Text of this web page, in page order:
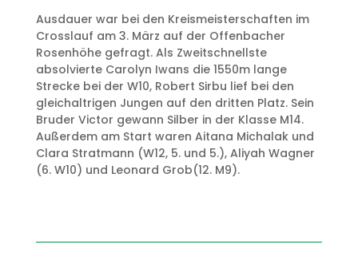
Ausdauer war bei den Kreismeisterschaften im
Crosslauf am 3. März auf der Offenbacher
Rosenhöhe gefragt. Als Zweitschnellste
absolvierte Carolyn Iwans die 1550m lange
Strecke bei der W10, Robert Sirbu lief bei den
gleichaltrigen Jungen auf den dritten Platz. Sein
Bruder Victor gewann Silber in der Klasse M14.
Außerdem am Start waren Aitana Michalak und
Clara Stratmann (W12, 5. und 5.), Aliyah Wagner
(6. W10) und Leonard Grob(12. M9).